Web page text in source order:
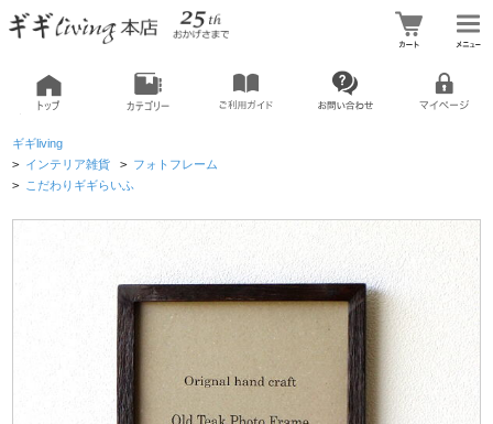
ギギliving
> インテリア雑貨 > フォトフレーム
> こだわりギギらいふ